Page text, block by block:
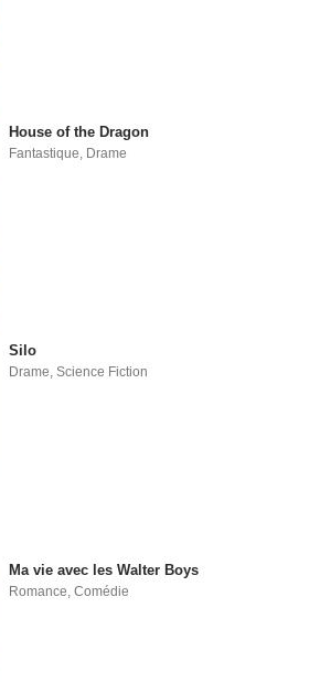
House of the Dragon
Fantastique, Drame
Silo
Drame,Science Fiction
Ma vie avec les Walter Boys
Romance ,Comédie